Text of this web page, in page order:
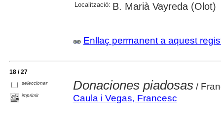
Localització: B. Marià Vayreda (Olot)
Enllaç permanent a aquest
18 / 27
seleccionar
imprimir
Donaciones piadosas/
Caula i Vegas, Francesc